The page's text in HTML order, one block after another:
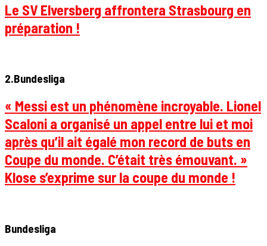
Le SV Elversberg affrontera Strasbourg en
préparation !
2.Bundesliga
« Messi est un phénomène incroyable. Lionel
Scaloni a organisé un appel entre lui et moi
après qu’il ait égalé mon record de buts en
Coupe du monde. C’était très émouvant. »
Klose s’exprime sur la coupe du monde !
Bundesliga